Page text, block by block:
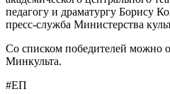
педагогу и драматургу Борису
пресс-служба Министерства
Со списком победителей можно
Минкульта.
#ЕП